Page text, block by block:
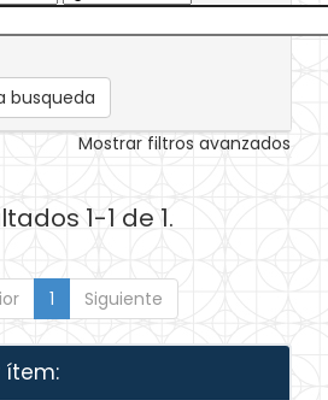
busqueda
Mostrar filtros avanzados
1-1 de 1.
1 Siguiente
ítem: